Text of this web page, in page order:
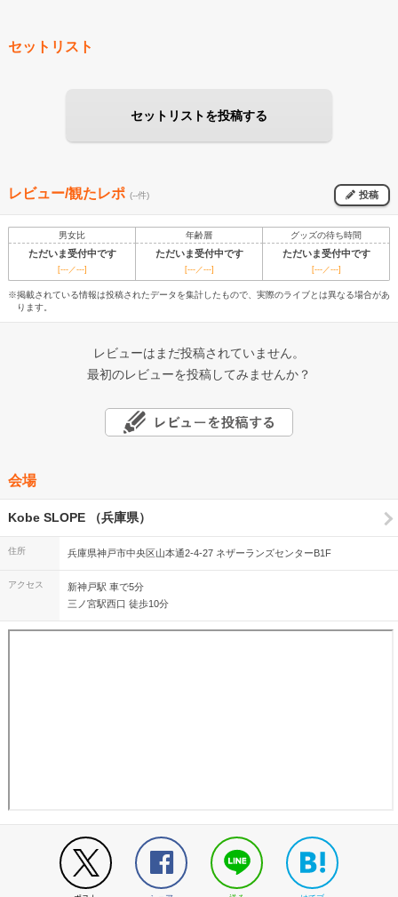
セットリスト
セットリストを投稿する
レビュー/観たレポ (--件) 投稿
男女比 年齢層 グッズの待ち時間
ただいま受付中です ただいま受付中です ただいま受付中です
[---／---] [---／---] [---／---]
※掲載されている情報は投稿されたデータを集計したもので、実際のライブとは異なる場合があ
ります。
レビューはまだ投稿されていません。
最初のレビューを投稿してみませんか？
会場
Kobe SLOPE （兵庫県）
住所 兵庫県神戸市中央区山本通2-4-27 ネザーランズセンターB1F
アクセス
新神戸駅 車で5分
三ノ宮駅西口 徒歩10分